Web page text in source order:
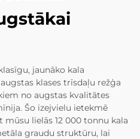
jaunāko kala
klases trīsdaļu režģa
no augstas kvalitātes
Šo izejvielu ietekmē
lielās 12 000 tonnu kala
graudu struktūru, lai